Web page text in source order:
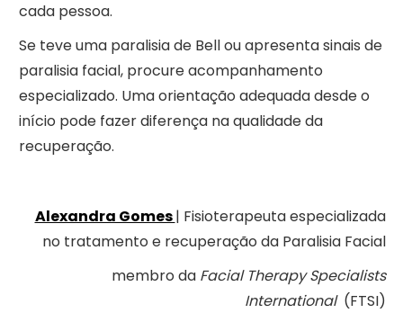
cada pessoa.
Se teve uma paralisia de Bell ou apresenta sinais de
paralisia facial, procure acompanhamento
especializado. Uma orientação adequada desde o
início pode fazer diferença na qualidade da
recuperação.
Alexandra Gomes| Fisioterapeuta especializada
no tratamento e recuperação da Paralisia Facial
membro da Facial Therapy Specialists
International(FTSI)